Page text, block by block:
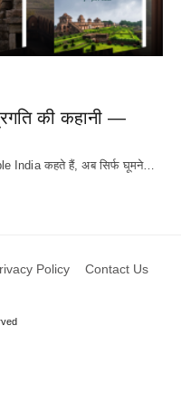
की कहानी —
India कहते हैं, अब सिर्फ घूमने…
Policy Contact Us